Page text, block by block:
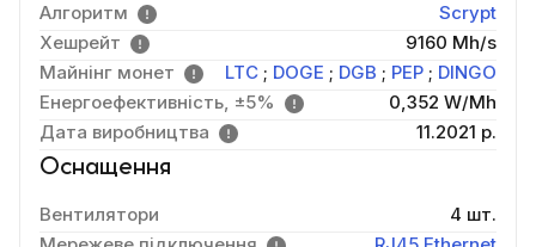
Алгоритм
Scrypt
Хешрейт
9160 Mh/s
Майнінг монет
LTC ; DOGE ; DGB ; PEP ; DINGO
Енергоефективність, ±5%
0,352 W/Mh
Дата виробництва
11.2021 р.
Оснащення
Вентилятори
4 шт.